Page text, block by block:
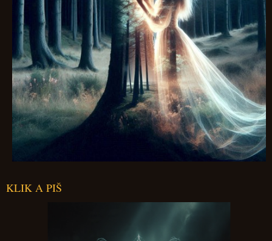
KLIK A PIŠ